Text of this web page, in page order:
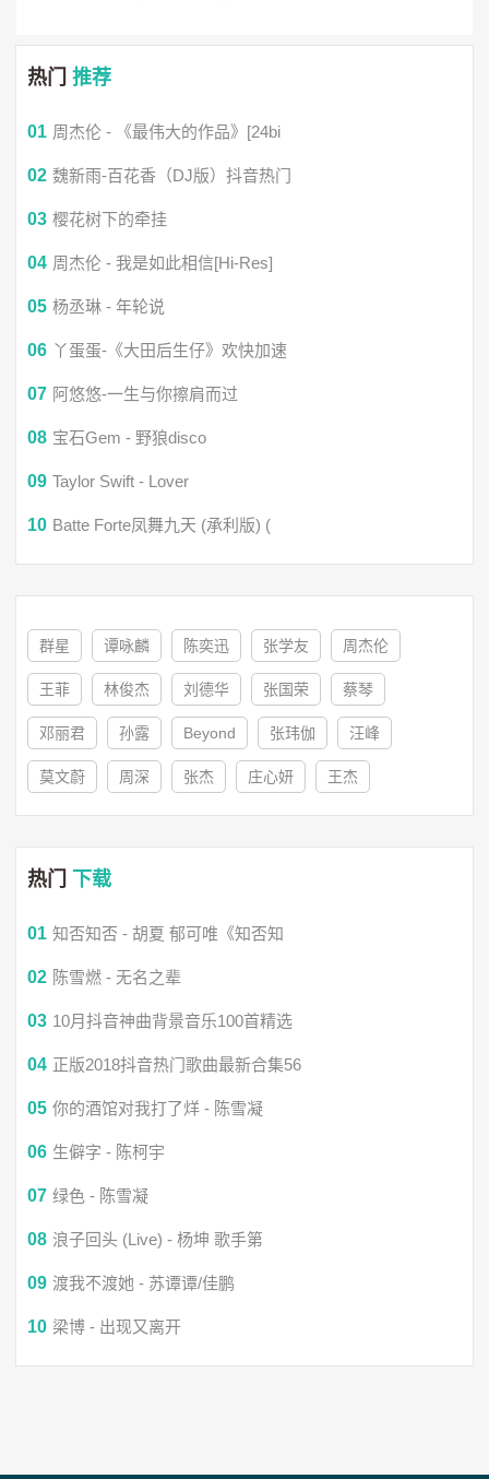
醉倒在墙角
再回眸盼来世相邀
梦回当时年少
怕旧时声音会肆意吵闹太喧嚣
你离开的步调不轻不重刚刚好
缓缓在我心头 筑起一座
何处梦醉寄逍遥
瑶琴缥缈纷纷扰
惊扰故人的好觉
叹人生路兜兜转转
谁的笑飞过了天涯海角挂眉梢
月夜灯火阑珊 浊酒一壶
再回眸盼来世相邀
你离开的步调不轻不重刚刚好
热门 推荐
01 周杰伦 - 《最伟大的作品》[24bi
02 魏新雨-百花香（DJ版）抖音热门
03 樱花树下的牵挂
04 周杰伦 - 我是如此相信[Hi-Res]
05 杨丞琳 - 年轮说
06 丫蛋蛋-《大田后生仔》欢快加速
07 阿悠悠-一生与你擦肩而过
08 宝石Gem - 野狼disco
09 Taylor Swift - Lover
10 Batte Forte凤舞九天 (承利版) (
群星 谭咏麟 陈奕迅 张学友 周杰伦
王菲 林俊杰 刘德华 张国荣 蔡琴
邓丽君 孙露 Beyond 张玮伽 汪峰
莫文蔚 周深 张杰 庄心妍 王杰
热门 下载
01 知否知否 - 胡夏 郁可唯《知否知
02 陈雪燃 - 无名之辈
03 10月抖音神曲背景音乐100首精选
04 正版2018抖音热门歌曲最新合集56
05 你的酒馆对我打了烊 - 陈雪凝
06 生僻字 - 陈柯宇
07 绿色 - 陈雪凝
08 浪子回头 (Live) - 杨坤 歌手第
09 渡我不渡她 - 苏谭谭/佳鹏
10 梁博 - 出现又离开